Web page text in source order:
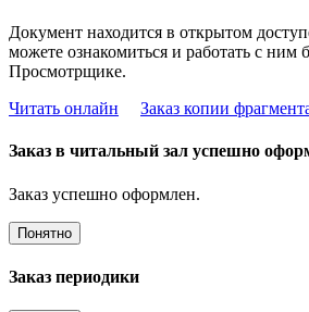
Документ находится в открытом
можете ознакомиться и работать с ним
Просмотрщике.
Читать онлайн
Заказ копии
Заказ в читальный зал успешно
Заказ успешно оформлен.
Понятно
Заказ периодики